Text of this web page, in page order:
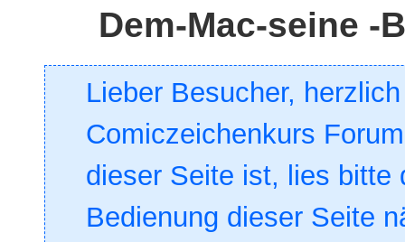
Dem-Mac-seine -
Lieber Besucher,
Comiczeichenkurs
dieser Seite ist, lies bitte
Bedienung dieser Seite